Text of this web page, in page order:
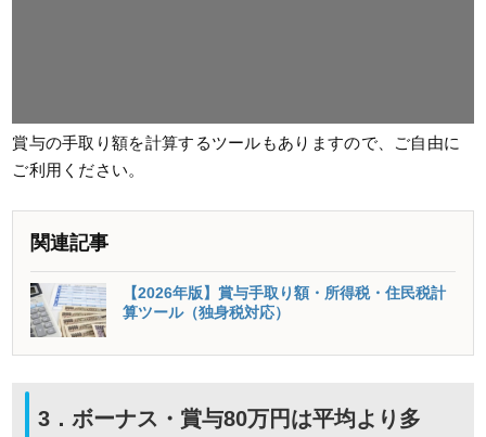
賞与の手取り額を計算するツールもありますので、ご自由に
ご利用ください。
関連記事
【2026年版】賞与手取り額・所得税・住民税計
算ツール（独身税対応）
3．ボーナス・賞与80万円は平均より多